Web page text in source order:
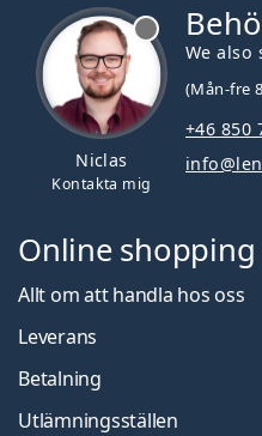
Niclas
Kontakta mig
We also
(Mån-fre
+46 850
Online shopping
Allt om att handla hos oss
Leverans
Betalning
Utlämningsställen